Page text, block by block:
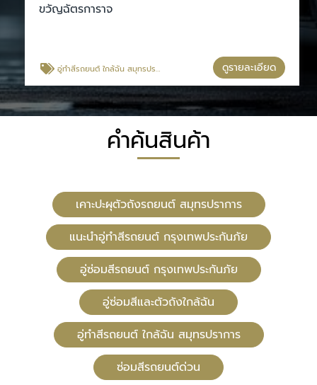
ขวัญฉัตรการาจ
อู่ทําสีรถยนต์ ใกล้ฉัน สมุทรปราการ ดูรายละเอียด
คำค้นสินค้า
เคาะปะผุตัวถังรถยนต์ สมุทรปราการ
แนะนำอู่ทำสีรถยนต์ กรุงเทพประกันภัย
อู่ซ่อมสีรถยนต์ กรุงเทพประกันภัย
อู่ซ่อมสีและตัวถังใกล้ฉัน
อู่ทําสีรถยนต์ ใกล้ฉัน สมุทรปราการ
ซ่อมสีรถยนต์ด่วน